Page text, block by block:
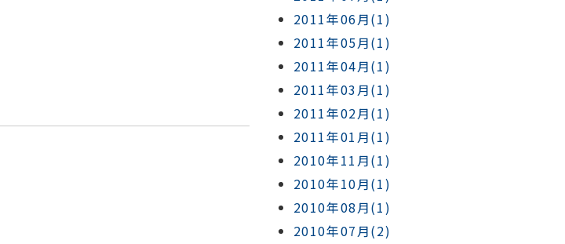
2011年06月(1)
2011年05月(1)
2011年04月(1)
2011年03月(1)
2011年02月(1)
2011年01月(1)
2010年11月(1)
2010年10月(1)
2010年08月(1)
2010年07月(2)